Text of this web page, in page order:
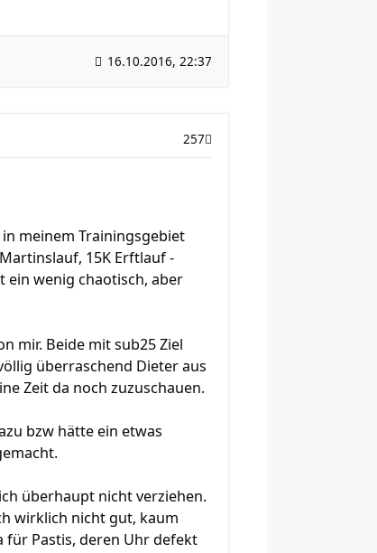
16.10.2016, 22:37
257
meinem Trainingsgebiet
15K Erftlauf -
ein wenig chaotisch, aber
mir. Beide mit sub25 Ziel
überraschend Dieter aus
Zeit da noch zuzuschauen.
bzw hätte ein etwas
überhaupt nicht verziehen.
wirklich nicht gut, kaum
für Pastis, deren Uhr defekt